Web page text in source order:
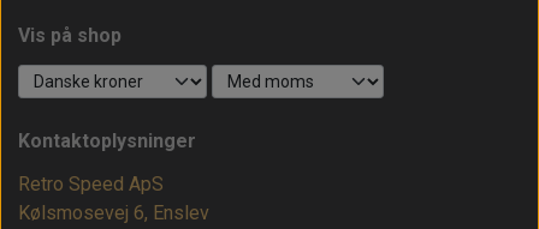
Vis på shop
Kontaktoplysninger
Retro Speed ApS
Kølsmosevej 6, Enslev